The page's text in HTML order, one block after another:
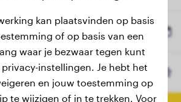
Bearded Collie
kan plaatsvinden op basis
of op basis van een
waar je bezwaar tegen kunt
instellingen. Je hebt het
en jouw toestemming op
te wijzigen of in te trekken. Voor